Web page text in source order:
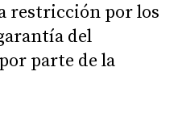
restricción por los
del
parte de la